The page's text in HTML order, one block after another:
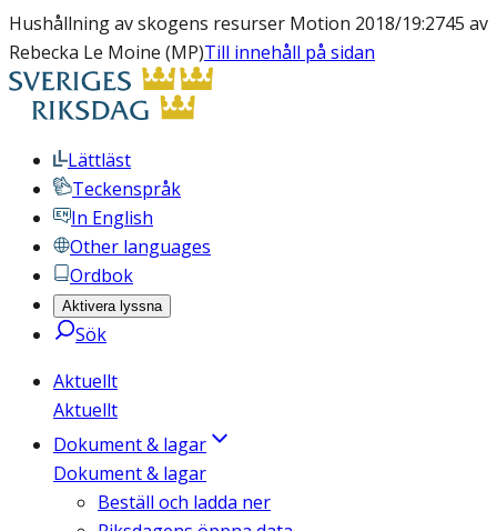
Hushållning av skogens resurser Motion 2018/19:2745 av
Rebecka Le Moine (MP)Till innehåll på sidan
Lättläst
Teckenspråk
In English
Other languages
Ordbok
Aktivera lyssna
Sök
Aktuellt
Aktuellt
Dokument & lagar
Dokument & lagar
Beställ och ladda ner